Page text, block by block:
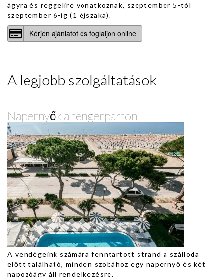
ágyra és reggelire vonatkoznak, szeptember 5-tól
szeptember 6-ig (1 éjszaka).
Kérjen ajánlatot és foglaljon online
A legjobb szolgáltatások
Napernyők a tengerparton
A vendégeink számára fenntartott strand a szálloda
előtt található, minden szobához egy napernyő és két
napozóágy áll rendelkezésre.